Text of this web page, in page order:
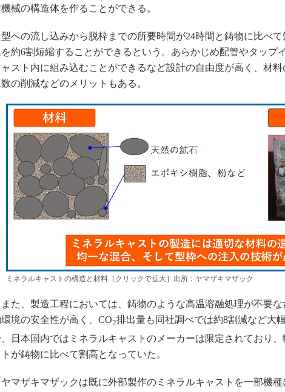
械の構造体を作ることができる。
への流し込みから脱枠までの所要時間が24時間と鋳物に比べて
を約6割短縮することができるという。あらかじめ配管やタップ
ャスト内に組み込むことができるなど設計の自由度が高く、材
の削減などのメリットもある。
ミネラルキャストの構造と材料［クリックで拡大］出所：ヤマザキマザック
た、製造工程においては、鋳物のような高温溶融処理が不要な
境の安全性が高く、CO2排出量も同社調べでは約8割減など大
、日本国内ではミネラルキャストのメーカーは限定されており
トが鋳物に比べて割高となっていた。
マザキマザックは既に外部製作のミネラルキャストを一部機種